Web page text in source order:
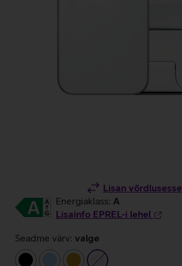
Lisan võrdlusesse
Energiaklass: A
Lisainfo EPREL-i lehel
Seadme värv: valge
must
helesininekuldnevalge